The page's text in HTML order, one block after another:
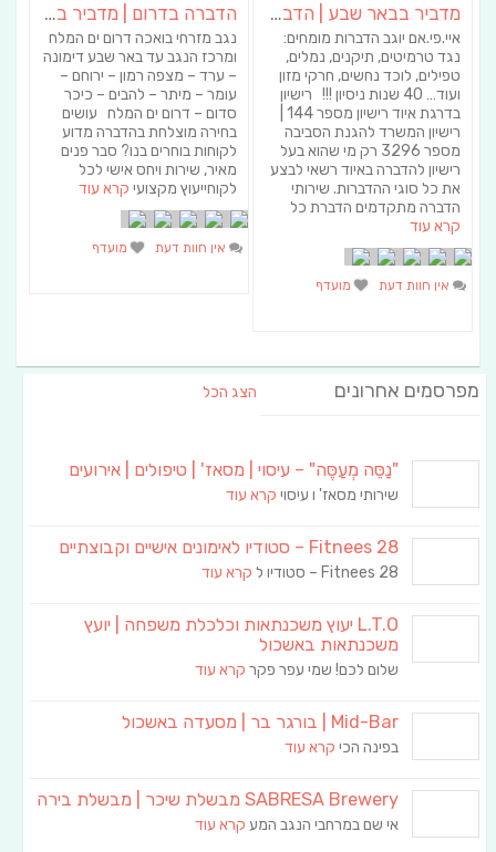
מדביר בבאר שבע | הדברה בבאר שבע | יוגב הדברות
איי.פי.אם יוגב הדברות מומחים:
נגד טרמיטים, תיקנים, נמלים,
טפילים, לוכד נחשים, חרקי מזון
ועוד… 40 שנות ניסיון !!! רישיון
בדרגת איוד רישיון מספר 144 |
רישיון המשרד להגנת הסביבה
מספר 3296 רק מי שהוא בעל
רישיון להדברה באיוד רשאי לבצע
את כל סוגי ההדברות. שירותי
הדברה מתקדמים הדברת כל
קרא עוד
אין חוות דעת מועדף
הדברה בדרום | מדביר בדרום – א.א הדברות
נגב מזרחי בואכה דרום ים המלח
ומרכז הנגב עד באר שבע דימונה
– ערד – מצפה רמון – ירוחם –
עומר – מיתר – להבים – כיכר
סדום – דרום ים המלח עושים
בחירה מוצלחת בהדברה מדוע
לקוחות בוחרים בנו? סבר פנים
מאיר, שירות ויחס אישי לכל
לקוחייעוץ מקצועי קרא עוד
אין חוות דעת מועדף
מפרסמים אחרונים הצג הכל
"נַסֵּה מְעַסֶּה" – עיסוי | מסאז' | טיפולים | אירועים
שירותי מסאז' ו עיסוי קרא עוד
Fitnees 28 – סטודיו לאימונים אישיים וקבוצתיים
Fitnees 28 – סטודיו ל קרא עוד
L.T.O יעוץ משכנתאות וכלכלת משפחה | יועץ
משכנתאות באשכול
שלום לכם! שמי עפר פקר קרא עוד
Mid-Bar | בורגר בר | מסעדה באשכול
בפינה הכי קרא עוד
SABRESA Brewery מבשלת שיכר | מבשלת בירה
אי שם במרחבי הנגב המע קרא עוד